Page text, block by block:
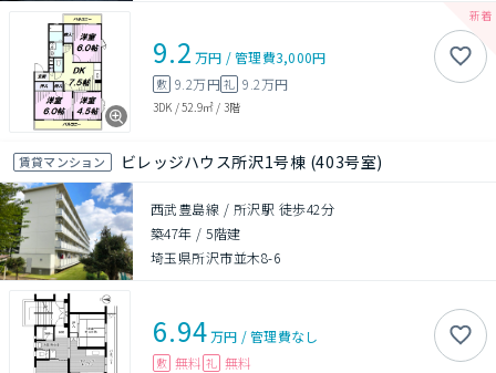
9.2 万円 /管理費3,000円
敷 9.2万円礼 9.2万円
3DK /52.9㎡ / 3階
賃貸マンション ビレッジハウス所沢1号棟 (403号室)
西武豊島線 / 所沢駅 徒歩42分
築47年 /5階建
埼玉県所沢市並木8-6
6.94万円 /管理費なし
敷 無料 礼 無料